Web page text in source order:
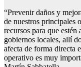
“Prevenir daños y
de nuestros principales
recursos para que
gobiernos locales, allí
afecta de forma directa
operativo es muy